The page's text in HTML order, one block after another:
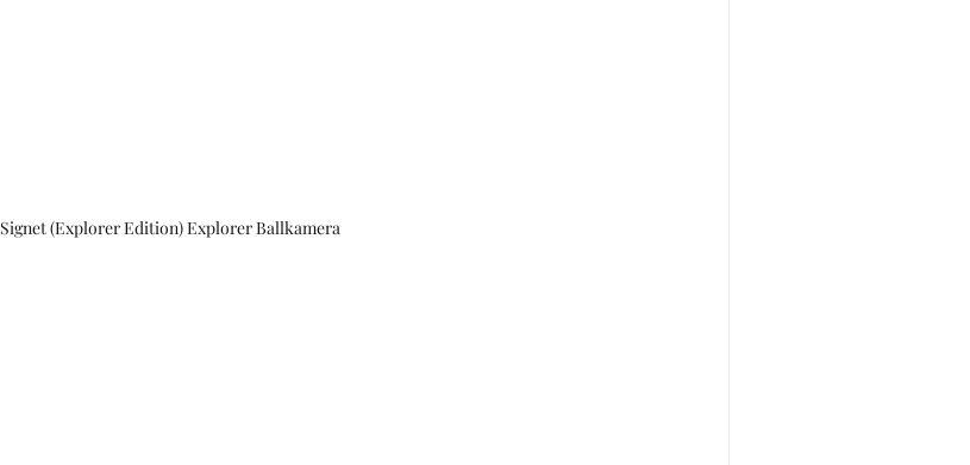
Signet (Explorer Edition) Explorer Ballkamera